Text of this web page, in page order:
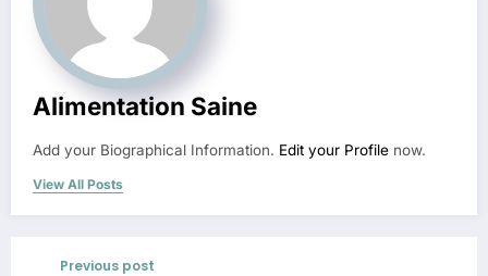
Alimentation Saine
Add your Biographical Information. Edit your Profile now.
View All Posts
Previous post